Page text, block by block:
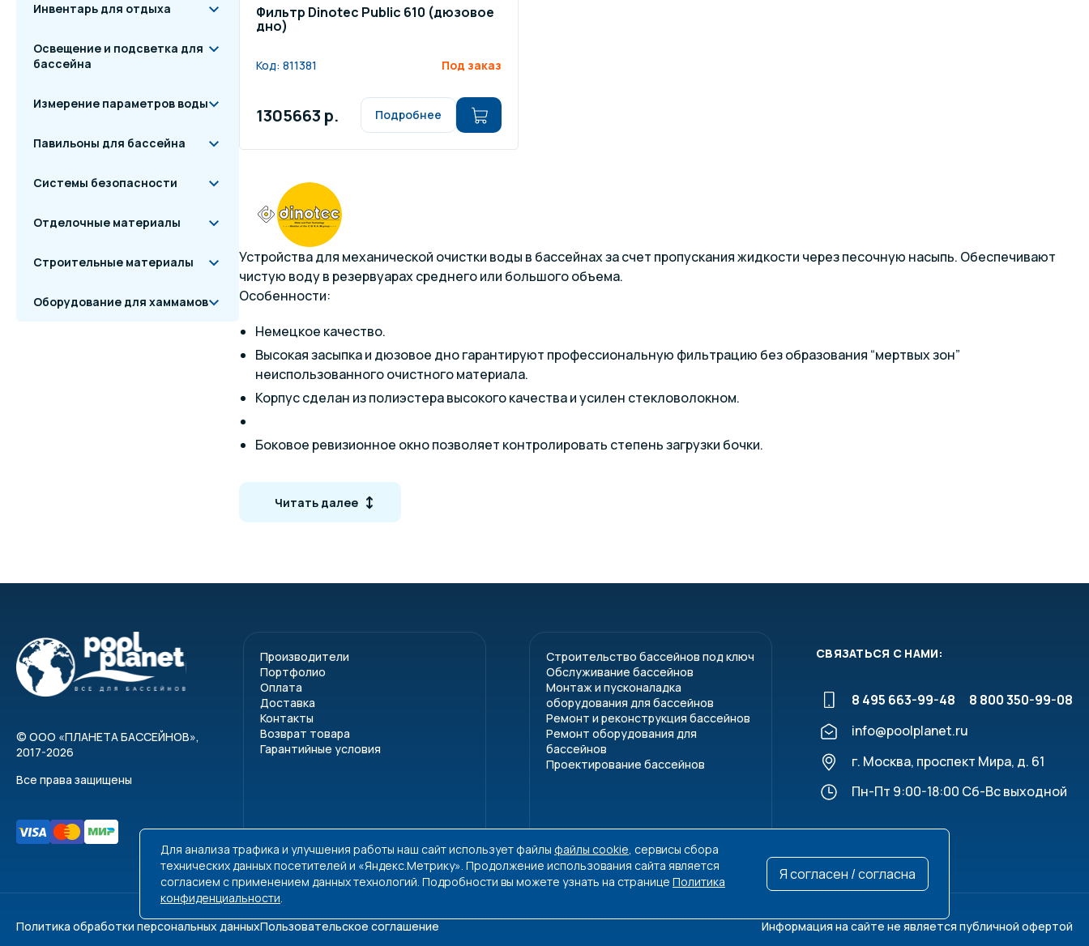
Инвентарь для отдыха
Освещение и подсветка для
бассейна
Измерение параметров воды
Павильоны для бассейна
Системы безопасности
Отделочные материалы
Строительные материалы
Оборудование для хаммамов
Фильтр Dinotec Public 610 (дюзовое
дно)
Код: 811381 Под заказ
1305663 р. Подробнее
Устройства для механической очистки воды в бассейнах за счет пропускания жидкости через песочную насыпь. Обеспечивают
чистую воду в резервуарах среднего или большого объема.
Особенности:
Немецкое качество.
Высокая засыпка и дюзовое дно гарантируют профессиональную фильтрацию без образования “мертвых зон”
неиспользованного очистного материала.
Корпус сделан из полиэстера высокого качества и усилен стекловолокном.
Боковое ревизионное окно позволяет контролировать степень загрузки бочки.
пространстве.
Встроены манометр, устройство для опорожнения и клапан спуска воздуха.
Встроенное дюзовое дно вместо традиционной фильтровальной звезды, обеспечит полную промывку фильтра без образования
кварцевый щебень и гидроантрацит (приобретается отдельно). Обвязка фильтра в комплект поставки не входит, приобретается
отдельно.
Особенности
Полиэстеровый корпус фильтра армирован стекловолокном
Фильтр устойчив к воздействию солнечных лучей
Технические характеристики
Диаметр фильтра 610 765 910 1080 1250
Читать далее
© ООО «ПЛАНЕТА БАССЕЙНОВ»,
2017-2026
Все права защищены
Производители
Портфолио
Оплата
Доставка
Контакты
Возврат товара
Гарантийные условия
Строительство бассейнов под ключ
Обслуживание бассейнов
Монтаж и пусконаладка
оборудования для бассейнов
Ремонт и реконструкция бассейнов
Ремонт оборудования для
бассейнов
Проектирование бассейнов
СВЯЗАТЬСЯ С НАМИ:
8 495 663-99-48
8 800 350-99-08
info@poolplanet.ru
г. Москва, проспект Мира, д. 61
Пн-Пт 9:00-18:00 Сб-Вс выходной
Политика обработки персональных данныхПользовательское соглашение Информация на сайте не является публичной офертой
Для анализа трафика и улучшения работы наш сайт использует файлы файлы cookie, сервисы сбора
технических данных посетителей и «Яндекс.Метрику». Продолжение использования сайта является
согласием с применением данных технологий. Подробности вы можете узнать на странице Политика
конфиденциальности.
Я согласен / согласна